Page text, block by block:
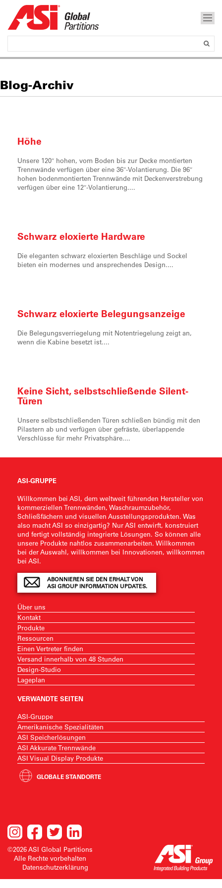
Blog-Archiv
Höhe
Unsere 120″ hohen, vom Boden bis zur Decke montierten
Trennwände verfügen über eine 36″-Volantierung. Die 96″
hohen bodenmontierten Trennwände mit Deckenverstrebung
verfügen über eine 12″-Volantierung....
Schwarz eloxierte Hardware
Die eleganten schwarz eloxierten Beschläge und Sockel
bieten ein modernes und ansprechendes Design....
Schwarz eloxierte Belegungsanzeige
Die Belegungsverriegelung mit Notentriegelung zeigt an,
wenn die Kabine besetzt ist....
Keine Sicht, selbstschließende Silent-
Türen
Unsere selbstschließenden Türen schließen bündig mit den
Pilastern ab und verfügen über gefräste, überlappende
Verschlüsse für mehr Privatsphäre....
ASI-GRUPPE
Willkommen bei ASI, dem weltweit führenden Hersteller von
kommerziellen Trennwänden, Waschraumzubehör,
Schließfächern und visuellen Ausstellungsprodukten. Was
also macht ASI so einzigartig? Nur ASI entwirft, konstruiert
und fertigt vollständig integrierte Lösungen. So können alle
unsere Produkte nahtlos zusammenarbeiten. Willkommen
bei der Auswahl, willkommen bei Innovationen, willkommen
bei ASI.
ABONNIEREN SIE DEN ERHALT VON
ASI GROUP INFORMATION UPDATES.
Über uns
Kontakt
Produkte
Ressourcen
Einen Vertreter finden
Versand innerhalb von 48 Stunden
Design-Studio
Lageplan
VERWANDTE SEITEN
ASI-Gruppe
Amerikanische Spezialitäten
ASI Speicherlösungen
ASI Akkurate Trennwände
ASI Visual Display Produkte
GLOBALE STANDORTE
©2026 ASI Global Partitions
Alle Rechte vorbehalten
Datenschutzerklärung